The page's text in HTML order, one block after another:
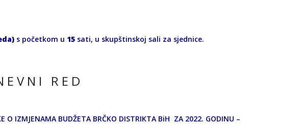
s početkom u 15 sati, u skupštinskoj sali za sjednice.
E V N I R E D
O IZMJENAMA BUDŽETA BRČKO DISTRIKTA BiH ZA 2022. GODINU –